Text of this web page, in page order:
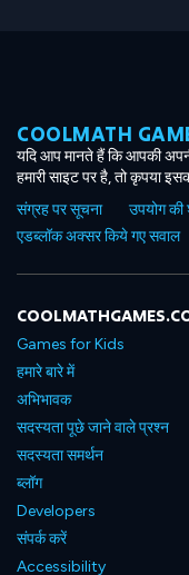
COOLMATH
यदि आप मानते हैं कि आपकी
हमारी साइट पर है, तो कृपया
संग्रह पर सूचना
उपयोग की
एडब्लॉक अक्सर किये गए सवाल
Games for Kids
हमारे बारे में
अभिभावक
सदस्यता पूछे जाने वाले प्रश्न
सदस्यता समर्थन
ब्लॉग
Developers
संपर्क करें
Accessibility